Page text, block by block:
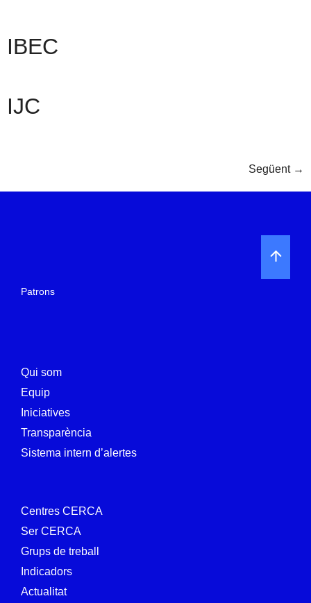
IBEC
IJC
Següent →
Patrons
Qui som
Equip
Iniciatives
Transparència
Sistema intern d’alertes
Centres CERCA
Ser CERCA
Grups de treball
Indicadors
Actualitat